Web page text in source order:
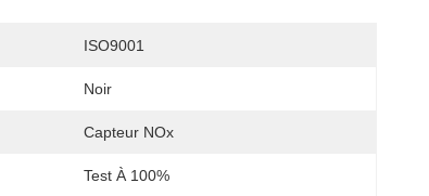
ISO9001
Noir
Capteur NOx
Test À 100%